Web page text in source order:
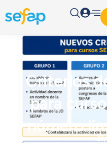
Criterios
para
número